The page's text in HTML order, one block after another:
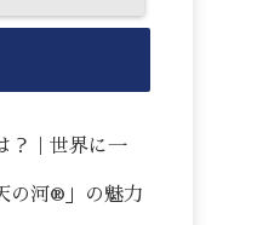
？｜世界に一
の河®」の魅力